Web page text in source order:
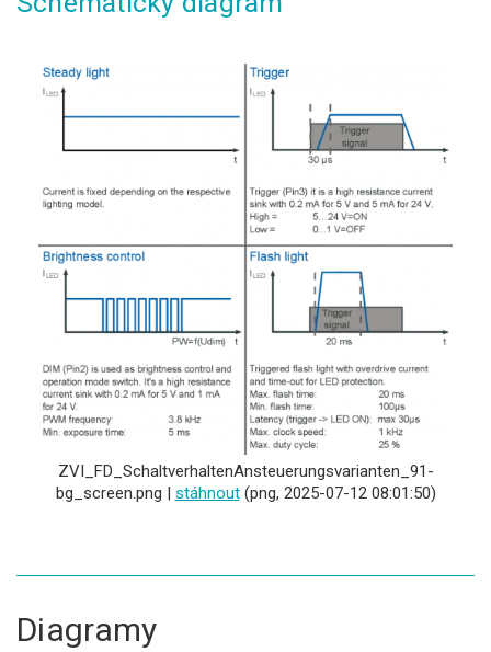
ZVI_FD_SchaltverhaltenAnsteuerungsvarianten_91-
bg_screen.png | stáhnout(png, 2025-07-12 08:01:50)
Diagramy